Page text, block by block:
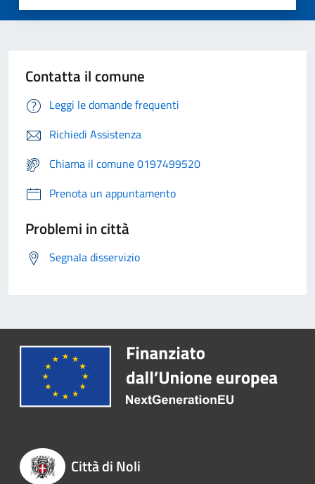
Contatta il comune
Leggi le domande frequenti
Richiedi Assistenza
Chiama il comune 0197499520
Prenota un appuntamento
Problemi in città
Segnala disservizio
Città di Noli